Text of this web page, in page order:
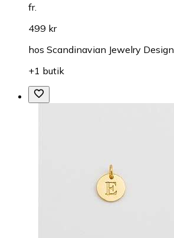
fr.
499 kr
hos Scandinavian Jewelry Design
+1 butik